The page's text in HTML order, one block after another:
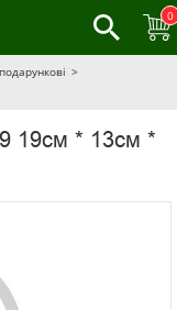
0
19см * 13см *